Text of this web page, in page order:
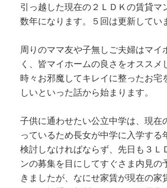
引っ越した現在の２ＬＤＫの賃貸マ
数年になります。５回は更新してい
周りのママ友や子無しご夫婦はマイ
く、皆マイホームの良さをオススメ
時々お邪魔してキレイに整ったお宅
しいといった話から始まります。
子供に通わせたい公立中学は、現在
っているため長女が中学に入学する
検討しなければならず、先日も３Ｌ
ンの募集を目にしてすぐさま内見の
きましたが、なにせ家賃が現在の家